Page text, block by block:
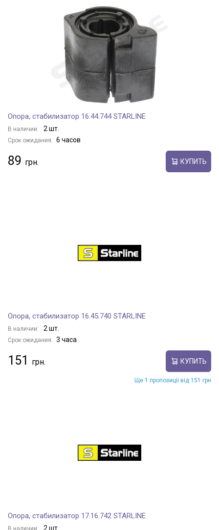
Опора, стабилизатор 16.44.744 STARLINE
В наличии: 2 шт.
Срок ожидания: 6 часов
89 КУПИТЬ
Опора, стабилизатор 16.45.740 STARLINE
В наличии: 2 шт.
Срок ожидания: 3 часа
151 КУПИТЬ
Ще 1 пропозиції від 151 грн
Опора, стабилизатор 17.16.742 STARLINE
В наличии: 2 шт.